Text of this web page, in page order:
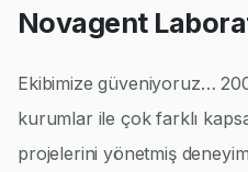
Novagent
Ekibimize güveniyoruz…
kurumlar ile çok farklı
projelerini yönetmiş